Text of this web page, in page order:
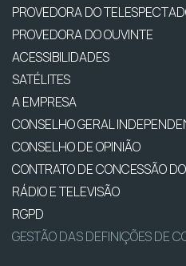
PROVEDORA DO
PROVEDORA DO OUVINTE
ACESSIBILIDADES
SATÉLITES
A EMPRESA
CONSELHO GERAL
CONSELHO DE OPINIÃO
CONTRATO DE CONCESSÃO
RÁDIO E TELEVISÃO
RGPD
GESTÃO DAS DEFINIÇÕES DE